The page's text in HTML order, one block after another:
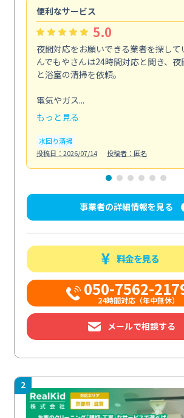
便利なサービス
5.0
夜間対応をお願いできる業者を探して
んでもやさんは24時間対応と聞き、
と浴室の清掃を依頼。
電気やガス...
もっと見る
水回り清掃
投稿日：2026/07/14
投稿者：匿名
事業者の詳細情報を見る
料金を見る
050-7562-
24時間対応（年中無休）
メールで相談する
2